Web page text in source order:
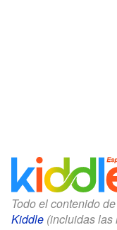
Todo el contenido
Kiddle (incluidas las